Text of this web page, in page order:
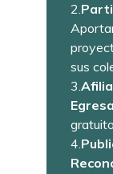
2.
sus
3.
4.